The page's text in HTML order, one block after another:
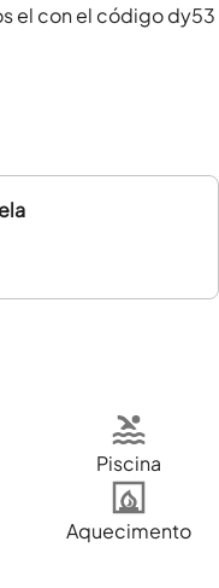
el con el código dy53
Piscina
Aquecimento